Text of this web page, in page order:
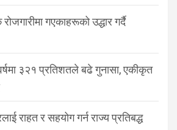
गएकाहरूको उद्धार गर्दै
३२१ प्रतिशतले बढे गुनासा, एकीकृत
राहत र सहयोग गर्न राज्य प्रतिबद्ध